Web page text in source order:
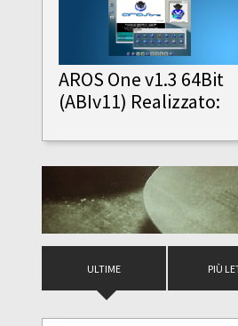
AROS One v1.3 64Bit
(ABIv11) Realizzato:
ULTIME PIÙ